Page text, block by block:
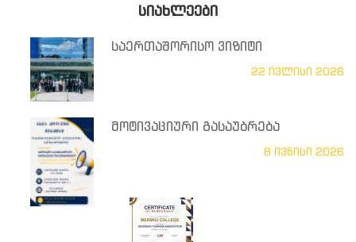
ᲡᲘᲐᲮᲚᲔᲔᲑᲘ
საერთაშორისო ვიზიტი
22 ივლისი 2026
მოტივაციური გასაუბრება
8 ივნისი 2026